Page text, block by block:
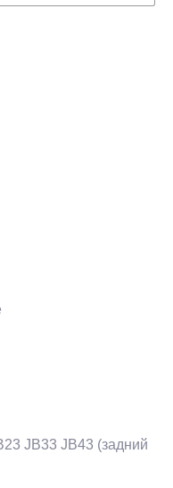
JB33 JB43 (задний